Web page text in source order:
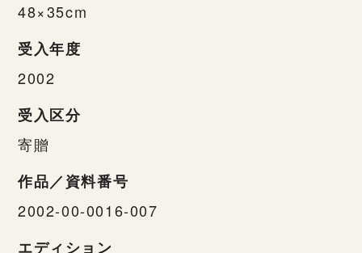
48×35cm
受入年度
2002
受入区分
寄贈
作品／資料番号
2002-00-0016-007
エディション